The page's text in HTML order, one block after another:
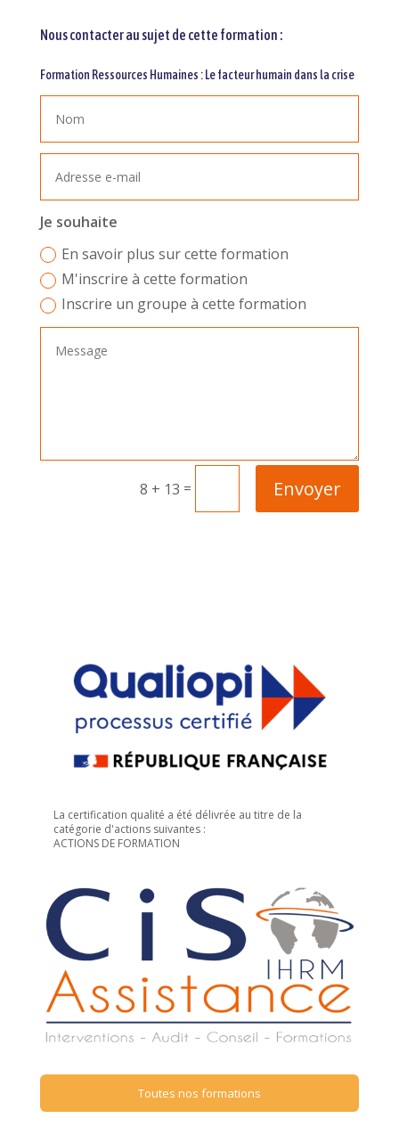
Nous contacter au sujet de cette formation :
Formation Ressources Humaines : Le facteur humain dans la crise
Je souhaite
En savoir plus sur cette formation
M'inscrire à cette formation
Inscrire un groupe à cette formation
8 + 13 = Envoyer
La certification qualité a été délivrée au titre de la
catégorie d'actions suivantes :
ACTIONS DE FORMATION
Toutes nos formations